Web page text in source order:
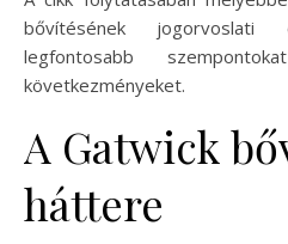
bővítésének
legfontosabb
következményeket.
A Gatwick
háttere